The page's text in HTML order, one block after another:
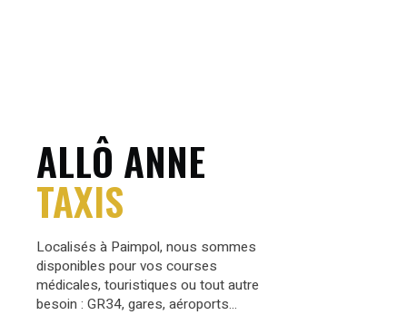
ALLÔ ANNE
TAXIS
Localisés à Paimpol, nous sommes
disponibles pour vos courses
médicales, touristiques ou tout autre
besoin : GR34, gares, aéroports...